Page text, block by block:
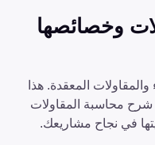
وخصائصها
المعقدة. هذا
شرح محاسبة المقاولات
في نجاح مشاريعك.